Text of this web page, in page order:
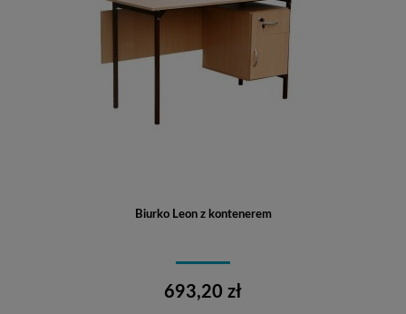
Biurko Leon z kontenerem
693,20 zł